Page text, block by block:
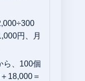
円、月
ら、100個
18,000＝